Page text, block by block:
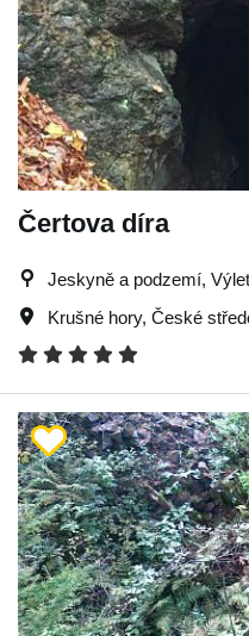
Čertova díra
Jeskyně a podzemí,
Krušné hory, České